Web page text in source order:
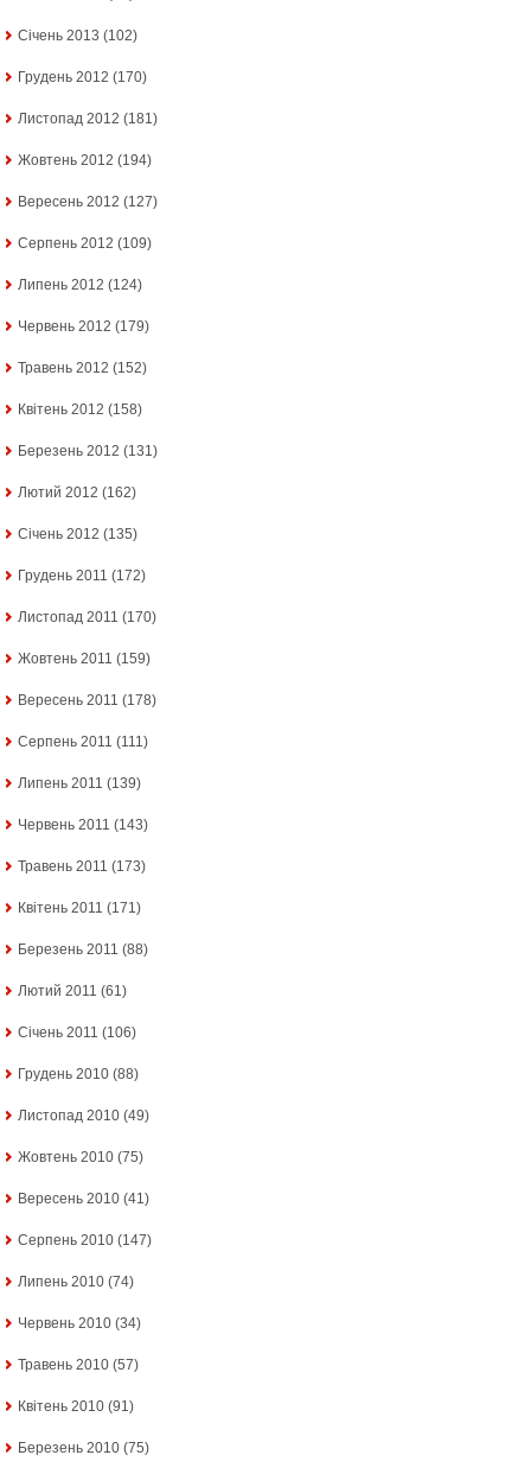
Січень 2013 (102)
Грудень 2012 (170)
Листопад 2012 (181)
Жовтень 2012 (194)
Вересень 2012 (127)
Серпень 2012 (109)
Липень 2012 (124)
Червень 2012 (179)
Травень 2012 (152)
Квітень 2012 (158)
Березень 2012 (131)
Лютий 2012 (162)
Січень 2012 (135)
Грудень 2011 (172)
Листопад 2011 (170)
Жовтень 2011 (159)
Вересень 2011 (178)
Серпень 2011 (111)
Липень 2011 (139)
Червень 2011 (143)
Травень 2011 (173)
Квітень 2011 (171)
Березень 2011 (88)
Лютий 2011 (61)
Січень 2011 (106)
Грудень 2010 (88)
Листопад 2010 (49)
Жовтень 2010 (75)
Вересень 2010 (41)
Серпень 2010 (147)
Липень 2010 (74)
Червень 2010 (34)
Травень 2010 (57)
Квітень 2010 (91)
Березень 2010 (75)